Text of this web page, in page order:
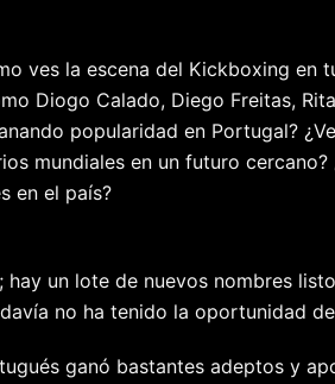
ves la escena del Kickboxing en
Diogo Calado, Diego Freitas,
popularidad en Portugal?
mundiales en un futuro cercano?
en el país?
hay un lote de nuevos nombres
no ha tenido la oportunidad
ganó bastantes adeptos y